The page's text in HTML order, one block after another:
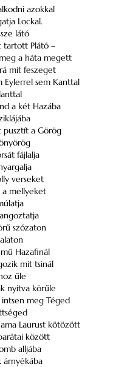
azokkal
Lockal.
látó
tartott Plátó –
a háta megett
mit feszeget
Eylerrel sem Kanttal
a két Hazába
pusztít a Görög
fájlalja
verseket
a mellyeket
szózaton
Hazafinál
mit tsinál
űle
nyitva körűle
intsen meg Téged
Laurust kötözött
között
alljába
árnyékába